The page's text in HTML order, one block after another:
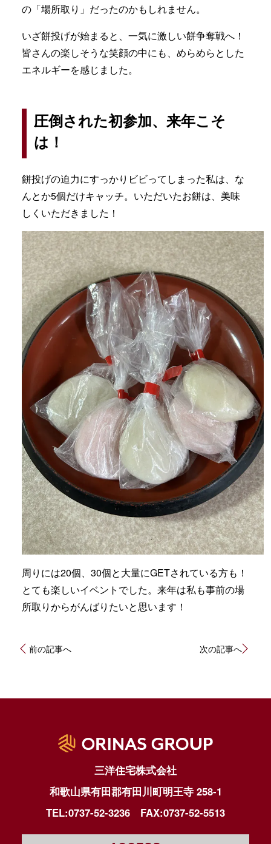
の「場所取り」だったのかもしれません。
いざ餅投げが始まると、一気に激しい餅争奪戦へ！
皆さんの楽しそうな笑顔の中にも、めらめらとした
エネルギーを感じました。
圧倒された初参加、来年こそ
は！
餅投げの迫力にすっかりビビってしまった私は、な
んとか5個だけキャッチ。いただいたお餅は、美味
しくいただきました！
周りには20個、30個と大量にGETされている方も！
とても楽しいイベントでした。来年は私も事前の場
所取りからがんばりたいと思います！
投
稿
前の記事へ 次の記事へ
三洋住宅株式会社
和歌山県有田郡有田川町明王寺 258-1
TEL:0737-52-3236 FAX:0737-52-5513